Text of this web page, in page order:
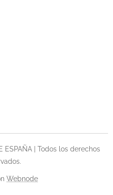
ESPAÑA | Todos los derechos
Webnode